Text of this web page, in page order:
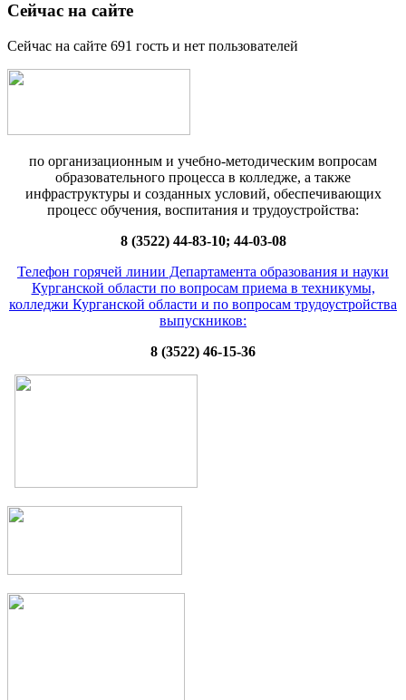
Сейчас на сайте
Сейчас на сайте 691 гость и нет пользователей
по организационным и учебно-методическим вопросам
образовательного процесса в колледже, а также
инфраструктуры и созданных условий, обеспечивающих
процесс обучения, воспитания и трудоустройства:
8 (3522) 44-83-10; 44-03-08
Телефон горячей линии Департамента образования и науки
Курганской области по вопросам приема в техникумы,
колледжи Курганской области и по вопросам трудоустройства
выпускников:
8 (3522) 46-15-36